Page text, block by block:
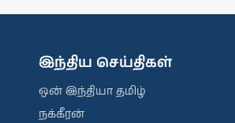
இந்திய செய்திகள்
ஒன் இந்தியா தமிழ்
நக்கீரன்